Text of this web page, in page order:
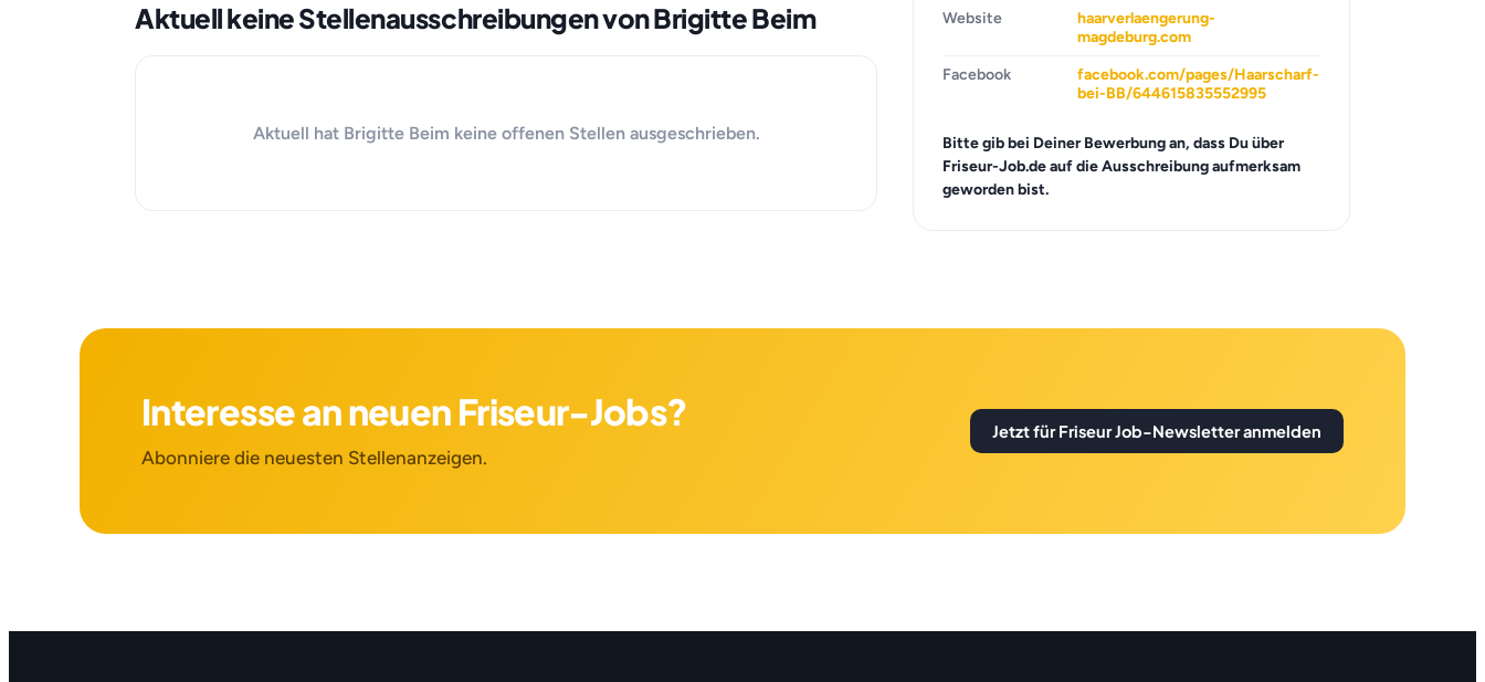
Aktuell keine Stellenausschreibungen von Brigitte Beim
Aktuell hat Brigitte Beim keine offenen Stellen ausgeschrieben.
Website
haarverlaengerung-
magdeburg.com
Facebook
facebook.com/pages/Haarscharf-
bei-BB/644615835552995
Bitte gib bei Deiner Bewerbung an, dass Du über
Friseur-Job.de auf die Ausschreibung aufmerksam
geworden bist.
Interesse an neuen Friseur-Jobs?
Abonniere die neuesten Stellenanzeigen.
Jetzt für Friseur Job-Newsletter anmelden